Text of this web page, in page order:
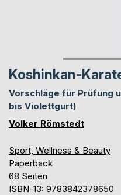
Koshinkan-
Vorschläge für Prüfung
bis Violettgurt)
Volker Römstedt
Sport, Wellness & Beauty
Paperback
68 Seiten
ISBN-13: 9783842378650